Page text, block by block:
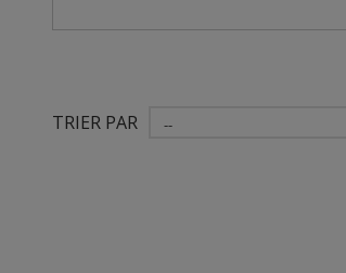
TRIER PAR --